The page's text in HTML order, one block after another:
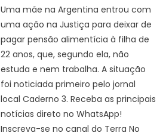
Uma mãe na Argentina entrou com
uma ação na Justiça para deixar de
pagar pensão alimentícia à filha de
22 anos, que, segundo ela, não
estuda e nem trabalha. A situação
foi noticiada primeiro pelo jornal
local Caderno 3. Receba as principais
notícias direto no WhatsApp!
Inscreva-se no canal do Terra No